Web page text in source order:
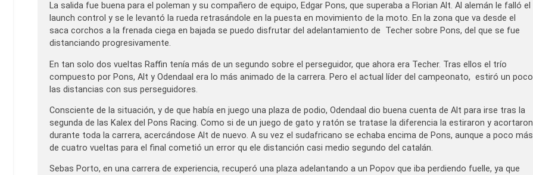
La salida fue buena para el poleman y su compañero de equipo, Edgar Pons, que superaba a Florian Alt. Al alemán le falló el
launch control y se le levantó la rueda retrasándole en la puesta en movimiento de la moto. En la zona que va desde el
saca corchos a la frenada ciega en bajada se puedo disfrutar del adelantamiento de Techer sobre Pons, del que se fue
distanciando progresivamente.
En tan solo dos vueltas Raffin tenía más de un segundo sobre el perseguidor, que ahora era Techer. Tras ellos el trío
compuesto por Pons, Alt y Odendaal era lo más animado de la carrera. Pero el actual líder del campeonato, estiró un poco
las distancias con sus perseguidores.
Consciente de la situación, y de que había en juego una plaza de podio, Odendaal dio buena cuenta de Alt para irse tras la
segunda de las Kalex del Pons Racing. Como si de un juego de gato y ratón se tratase la diferencia la estiraron y acortaron
durante toda la carrera, acercándose Alt de nuevo. A su vez el sudafricano se echaba encima de Pons, aunque a poco más
de cuatro vueltas para el final cometió un error qu ele distanción casi medio segundo del catalán.
Sebas Porto, en una carrera de experiencia, recuperó una plaza adelantando a un Popov que iba perdiendo fuelle, ya que